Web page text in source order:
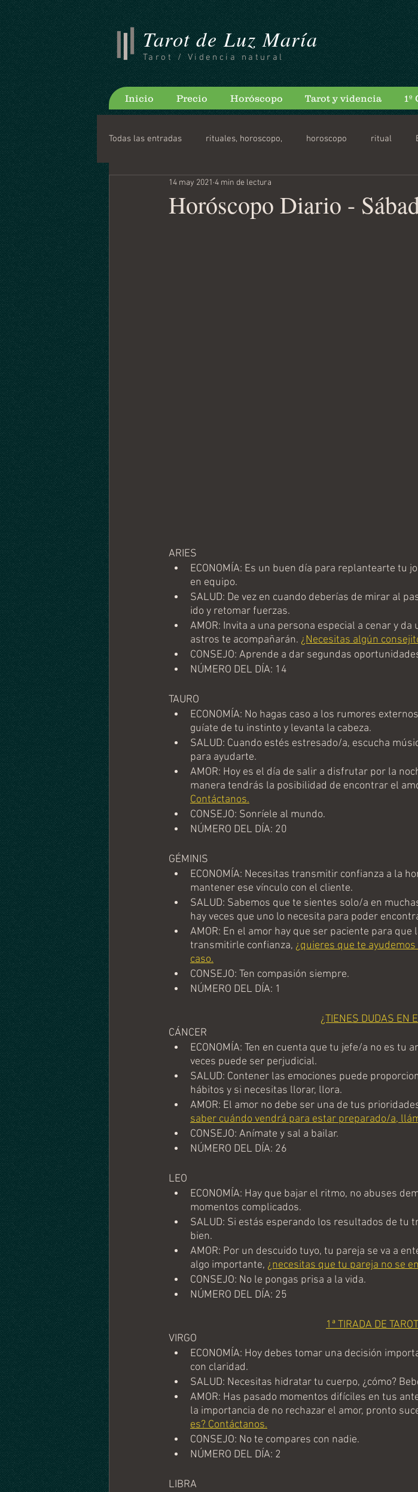
Tarot de Luz María
Tarot / Videncia natural
Inicio Precio Horóscopo Tarot y videncia
Todas las entradas rituales, horoscopo, horoscopo ritual
Consejos para bloguear Horoscopo Diario
Horóscopo Diario -
14 may 2021 4 min de lectura
ARIES
ECONOMÍA: Es un buen día para replantearte tu
en equipo.
SALUD: De vez en cuando deberías de mirar al
ido y retomar fuerzas.
AMOR: Invita a una persona especial a cenar y
astros te acompañarán. ¿Necesitas algún
CONSEJO: Aprende a dar segundas
NÚMERO DEL DÍA: 14
TAURO
ECONOMÍA: No hagas caso a los rumores
guíate de tu instinto y levanta la cabeza.
SALUD: Cuando estés estresado/a, escucha
para ayudarte.
AMOR: Hoy es el día de salir a disfrutar por la
manera tendrás la posibilidad de encontrar el
Contáctanos.
CONSEJO: Sonríele al mundo.
NÚMERO DEL DÍA: 20
GÉMINIS
ECONOMÍA: Necesitas transmitir confianza a la
mantener ese vínculo con el cliente.
SALUD: Sabemos que te sientes solo/a en
hay veces que uno lo necesita para poder
AMOR: En el amor hay que ser paciente para
transmitirle confianza, ¿quieres que te
caso.
CONSEJO: Ten compasión siempre.
NÚMERO DEL DÍA: 1
¿TIENES DUDAS EN
CÁNCER
ECONOMÍA: Ten en cuenta que tu jefe/a no es tu
veces puede ser perjudicial.
SALUD: Contener las emociones puede
hábitos y si necesitas llorar, llora.
AMOR: El amor no debe ser una de tus
saber cuándo vendrá para estar preparado/a,
CONSEJO: Anímate y sal a bailar.
NÚMERO DEL DÍA: 26
LEO
ECONOMÍA: Hay que bajar el ritmo, no abuses
momentos complicados.
SALUD: Si estás esperando los resultados de tu
bien.
AMOR: Por un descuido tuyo, tu pareja se va a
algo importante, ¿necesitas que tu pareja no se
CONSEJO: No le pongas prisa a la vida.
NÚMERO DEL DÍA: 25
1ª TIRADA DE
VIRGO
ECONOMÍA: Hoy debes tomar una decisión
con claridad.
SALUD: Necesitas hidratar tu cuerpo, ¿cómo?
AMOR: Has pasado momentos difíciles en tus
la importancia de no rechazar el amor, pronto
es? Contáctanos.
CONSEJO: No te compares con nadie.
NÚMERO DEL DÍA: 2
LIBRA